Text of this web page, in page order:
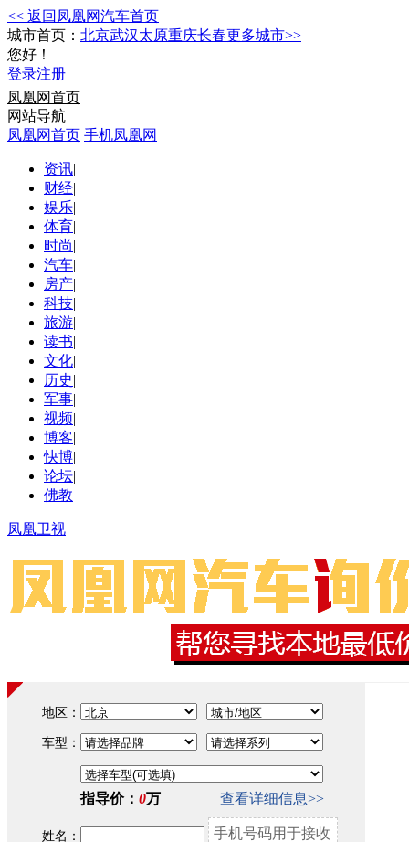
<< 返回凤凰网汽车首页
城市首页： 北京武汉太原重庆长春更多城市>>
您好！
登录注册
凤凰网首页
网站导航
凤凰网首页 手机凤凰网
资讯|
财经|
娱乐|
体育|
时尚|
汽车|
房产|
科技|
旅游|
读书|
文化|
历史|
军事|
视频|
博客|
快博|
论坛|
佛教
凤凰卫视
地区：
车型：
指导价： 0万 查看详细信息>>
姓名：
手机号码用于接收